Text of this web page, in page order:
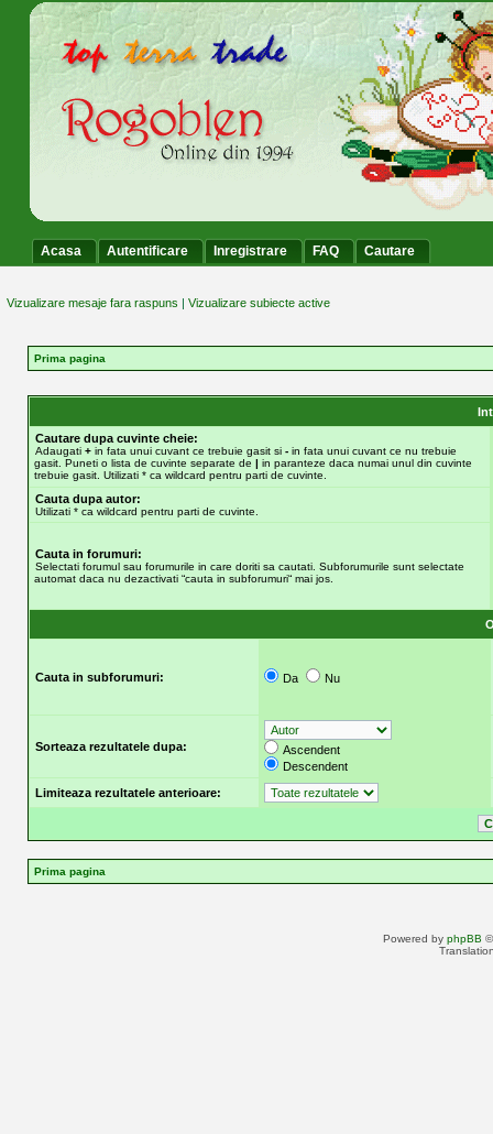
Acasa Autentificare Inregistrare FAQ Cautare
Vizualizare mesaje fara raspuns | Vizualizare subiecte active
Prima pagina
Cautare dupa cuvinte cheie:
Adaugati + in fata unui cuvant ce trebuie gasit si - in fata unui cuvant ce nu trebuie
gasit. Puneti o lista de cuvinte separate de | in paranteze daca numai unul din cuvinte
trebuie gasit. Utilizati * ca wildcard pentru parti de cuvinte.
Cauta dupa autor:
Utilizati * ca wildcard pentru parti de cuvinte.
Cauta in forumuri:
Selectati forumul sau forumurile in care doriti sa cautati. Subforumurile sunt selectate
automat daca nu dezactivati “cauta in subforumuri“ mai jos.
Cauta in subforumuri: Da Nu
Sorteaza rezultatele dupa:
Ascendent
Descendent
Limiteaza rezultatele anterioare:
Prima pagina
Powered by phpBB